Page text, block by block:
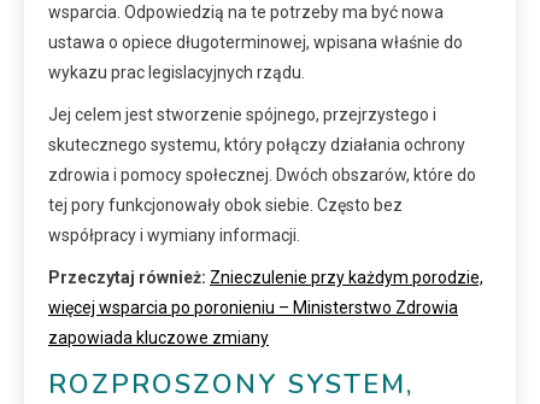
wsparcia. Odpowiedzią na te potrzeby ma być nowa
ustawa o opiece długoterminowej, wpisana właśnie do
wykazu prac legislacyjnych rządu.
Jej celem jest stworzenie spójnego, przejrzystego i
skutecznego systemu, który połączy działania ochrony
zdrowia i pomocy społecznej. Dwóch obszarów, które do
tej pory funkcjonowały obok siebie. Często bez
współpracy i wymiany informacji.
Przeczytaj również: Znieczulenie przy każdym porodzie,
więcej wsparcia po poronieniu – Ministerstwo Zdrowia
zapowiada kluczowe zmiany
ROZPROSZONY SYSTEM,